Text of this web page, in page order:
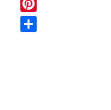
Pinterest